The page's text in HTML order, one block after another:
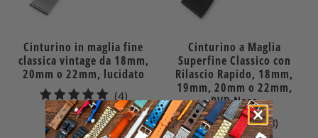
Cinturino in maglia fine
classica vintage da 18mm,
20mm o 22mm, lucidato
(4)4
recensioni
totali
$34.99
Cinturino a Maglia
Superfine Classico con
Rilascio Rapido, 18mm,
19mm, 20mm o 22mm,
PVD Nero
(3)